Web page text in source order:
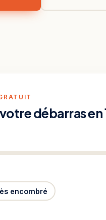
débarras en
encombré